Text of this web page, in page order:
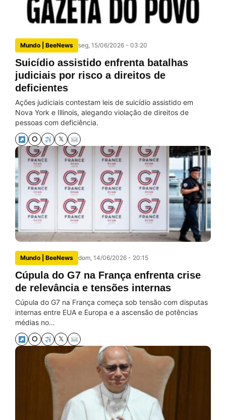
Mundo | BeeNews seg, 15/06/2026 - 03:20
Suicídio assistido enfrenta batalhas
judiciais por risco a direitos de
deficientes
Ações judiciais contestam leis de suicídio assistido em
Nova York e Illinois, alegando violação de direitos de
pessoas com deficiência.
⭘ 𝕏
Mundo | BeeNews dom, 14/06/2026 - 20:15
Cúpula do G7 na França enfrenta crise
de relevância e tensões internas
Cúpula do G7 na França começa sob tensão com disputas
internas entre EUA e Europa e a ascensão de potências
médias no…
⭘ 𝕏